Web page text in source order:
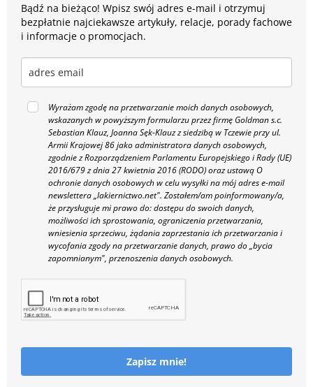
Bądź na bieżąco! Wpisz swój adres e-mail i otrzymuj
bezpłatnie najciekawsze artykuły, relacje, porady fachowe
i informacje o promocjach.
Wyrażam zgodę na przetwarzanie moich danych osobowych,
wskazanych w powyższym formularzu przez firmę Goldman s.c.
Sebastian Klauz, Joanna Sęk-Klauz z siedzibą w Tczewie przy ul.
Armii Krajowej 86 jako administratora danych osobowych,
zgodnie z Rozporządzeniem Parlamentu Europejskiego i Rady (UE)
2016/679 z dnia 27 kwietnia 2016 (RODO) oraz ustawą O
ochronie danych osobowych w celu wysyłki na mój adres e-mail
newslettera „lakiernictwo.net". Zostałem/am poinformowany/a,
że przysługuje mi prawo do: dostępu do swoich danych,
możliwości ich sprostowania, ograniczenia przetwarzania,
wniesienia sprzeciwu, żądania zaprzestania ich przetwarzania i
wycofania zgody na przetwarzanie danych, prawo do „bycia
zapomnianym", przenoszenia danych osobowych.
Zapisz mnie!